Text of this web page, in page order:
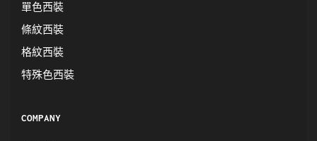
單色西裝
條紋西裝
格紋西裝
特殊色西裝
COMPANY